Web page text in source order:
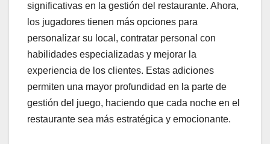
significativas en la gestión del restaurante. Ahora,
los jugadores tienen más opciones para
personalizar su local, contratar personal con
habilidades especializadas y mejorar la
experiencia de los clientes. Estas adiciones
permiten una mayor profundidad en la parte de
gestión del juego, haciendo que cada noche en el
restaurante sea más estratégica y emocionante.